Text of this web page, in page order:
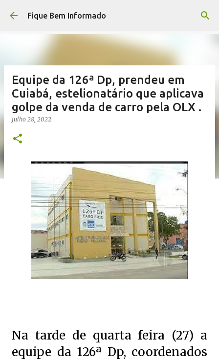
Pular para o conteúdo principal
Fique Bem Informado
Equipe da 126ª Dp, prendeu em
Cuiabá, estelionatário que aplicava
golpe da venda de carro pela OLX .
julho 28, 2022
Na tarde de quarta feira (27) a
equipe da 126ª Dp, coordenados